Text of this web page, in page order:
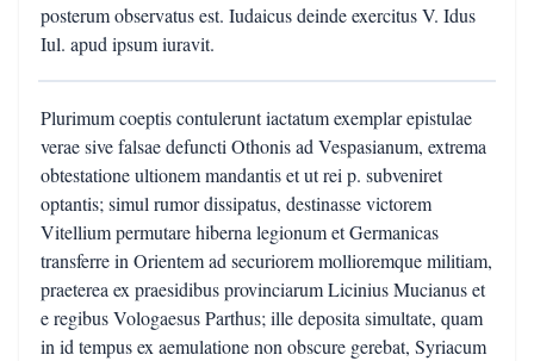
posterum observatus est. Iudaicus deinde exercitus V. Idus
Iul. apud ipsum iuravit.
Plurimum coeptis contulerunt iactatum exemplar epistulae
verae sive falsae defuncti Othonis ad Vespasianum, extrema
obtestatione ultionem mandantis et ut rei p. subveniret
optantis; simul rumor dissipatus, destinasse victorem
Vitellium permutare hiberna legionum et Germanicas
transferre in Orientem ad securiorem mollioremque militiam,
praeterea ex praesidibus provinciarum Licinius Mucianus et
e regibus Vologaesus Parthus; ille deposita simultate, quam
in id tempus ex aemulatione non obscure gerebat, Syriacum